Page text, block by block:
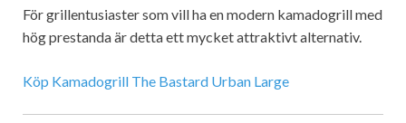
För grillentusiaster som vill ha en modern kamadogrill med
hög prestanda är detta ett mycket attraktivt alternativ.
Köp Kamadogrill The Bastard Urban Large